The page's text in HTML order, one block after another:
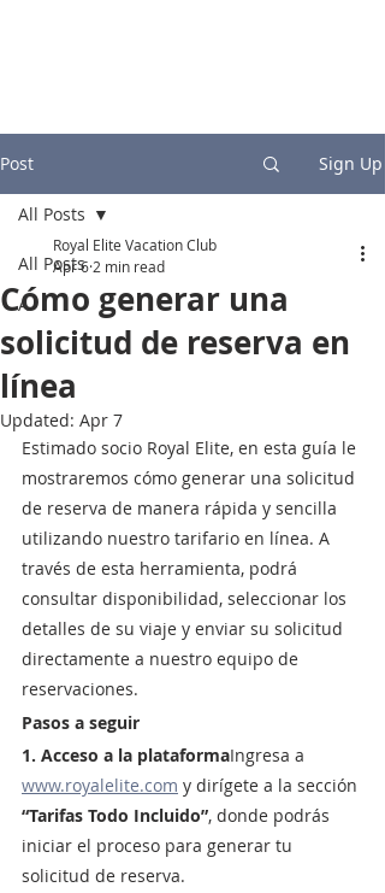
Post Sign Up
All Posts
A
All Posts
Cómo generar una
solicitud de reserva en
línea
Royal Elite Vacation Club
Apr 6 2 min read
Updated: Apr 7
Estimado socio Royal Elite, en esta guía le
mostraremos cómo generar una solicitud
de reserva de manera rápida y sencilla
utilizando nuestro tarifario en línea. A
través de esta herramienta, podrá
consultar disponibilidad, seleccionar los
detalles de su viaje y enviar su solicitud
directamente a nuestro equipo de
reservaciones.
Pasos a seguir
1. Acceso a la plataformaIngresa a
www.royalelite.com y dirígete a la sección
“Tarifas Todo Incluido”, donde podrás
iniciar el proceso para generar tu
solicitud de reserva.